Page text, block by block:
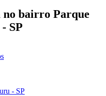
no bairro Parque
SP
- SP